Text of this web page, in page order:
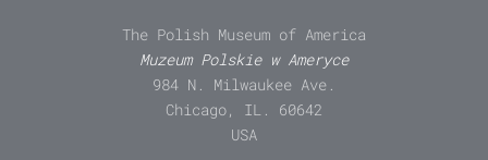
The Polish Museum of America
Muzeum Polskie w Ameryce
984 N. Milwaukee Ave.
Chicago, IL. 60642
USA